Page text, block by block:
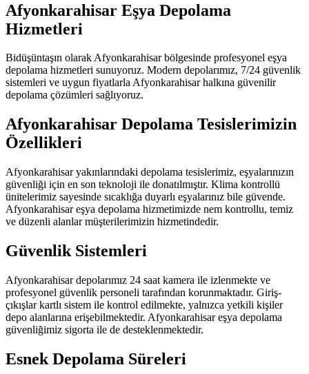
Afyonkarahisar Eşya Depolama
Hizmetleri
Bidüşüntaşın olarak Afyonkarahisar bölgesinde profesyonel eşya
depolama hizmetleri sunuyoruz. Modern depolarımız, 7/24 güvenlik
sistemleri ve uygun fiyatlarla Afyonkarahisar halkına güvenilir
depolama çözümleri sağlıyoruz.
Afyonkarahisar Depolama Tesislerimizin
Özellikleri
Afyonkarahisar yakınlarındaki depolama tesislerimiz, eşyalarınızın
güvenliği için en son teknoloji ile donatılmıştır. Klima kontrollü
ünitelerimiz sayesinde sıcaklığa duyarlı eşyalarınız bile güvende.
Afyonkarahisar eşya depolama hizmetimizde nem kontrollu, temiz
ve düzenli alanlar müşterilerimizin hizmetindedir.
Güvenlik Sistemleri
Afyonkarahisar depolarımız 24 saat kamera ile izlenmekte ve
profesyonel güvenlik personeli tarafından korunmaktadır. Giriş-
çıkışlar kartlı sistem ile kontrol edilmekte, yalnızca yetkili kişiler
depo alanlarına erişebilmektedir. Afyonkarahisar eşya depolama
güvenliğimiz sigorta ile de desteklenmektedir.
Esnek Depolama Süreleri